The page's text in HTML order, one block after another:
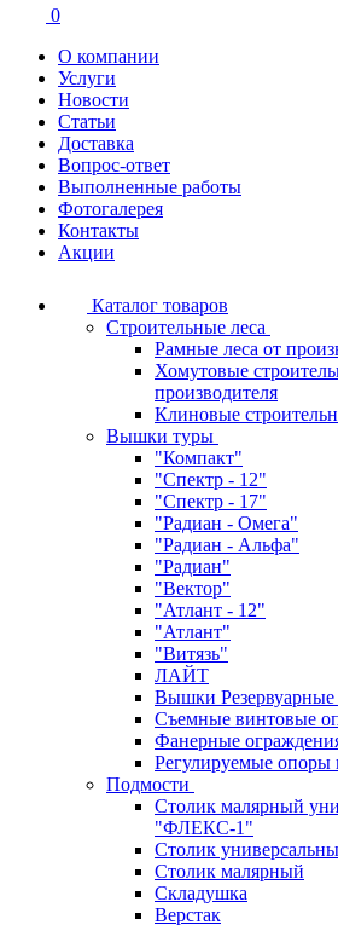
0
О компании
Услуги
Новости
Статьи
Доставка
Вопрос-ответ
Выполненные работы
Фотогалерея
Контакты
Акции
Каталог товаров
Строительные леса
Рамные леса от
Хомутовые
производителя
Клиновые
Вышки туры
"Компакт"
"Спектр - 12"
"Спектр - 17"
"Радиан - Омега"
"Радиан - Альфа"
"Радиан"
"Вектор"
"Атлант - 12"
"Атлант"
"Витязь"
ЛАЙТ
Вышки
Съемные винтовые
Фанерные
Регулируемые опоры
Подмости
Столик малярный
"ФЛЕКС-1"
Столик
Столик малярный
Складушка
Верстак